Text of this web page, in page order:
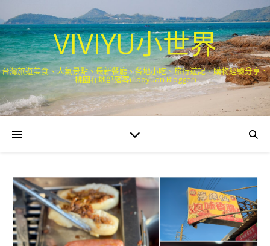
VIVIYU小世界
台灣旅遊美食、人氣景點、最新餐廳、各地小吃、旅行遊記、購物經驗分享．
桃園在地部落客(Taoyuan Blogger)